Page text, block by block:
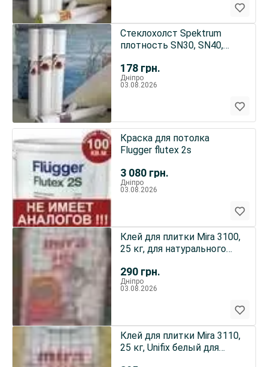
178 грн.
Стеклохолст Spektrum
плотность SN30, SN40,
Дніпро
03.08.2026
3 080 грн.
Краска для потолка
Flugger flutex 2s
Дніпро
03.08.2026
290 грн.
Клей для плитки Mira 3100,
25 кг, для натурального
Дніпро
03.08.2026
Клей для плитки Mira 3110,
25 кг, Unifix белый для